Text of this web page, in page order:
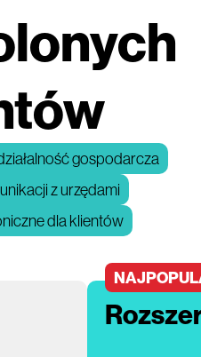
gospodarcza
z urzędami
dla klientów